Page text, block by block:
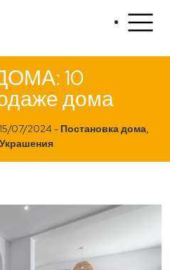
10
дома
15/07/2024 - Постановка дома,
Украшения